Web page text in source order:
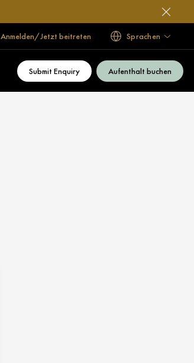
Anmelden/Jetzt beitreten Sprachen
Submit Enquiry Aufenthalt buchen